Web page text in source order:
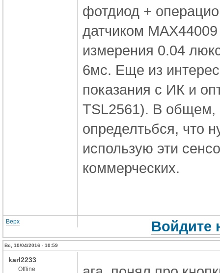
фотдиод +
датчиком
измерения 0.04
6мс. Еще из
показания с ИК и
TSL2561). В общем,
определтьбся, что
использую эти
коммерческих.
Верх Войдите
Вс, 10/04/2016 - 10:59
karl2233
Offline